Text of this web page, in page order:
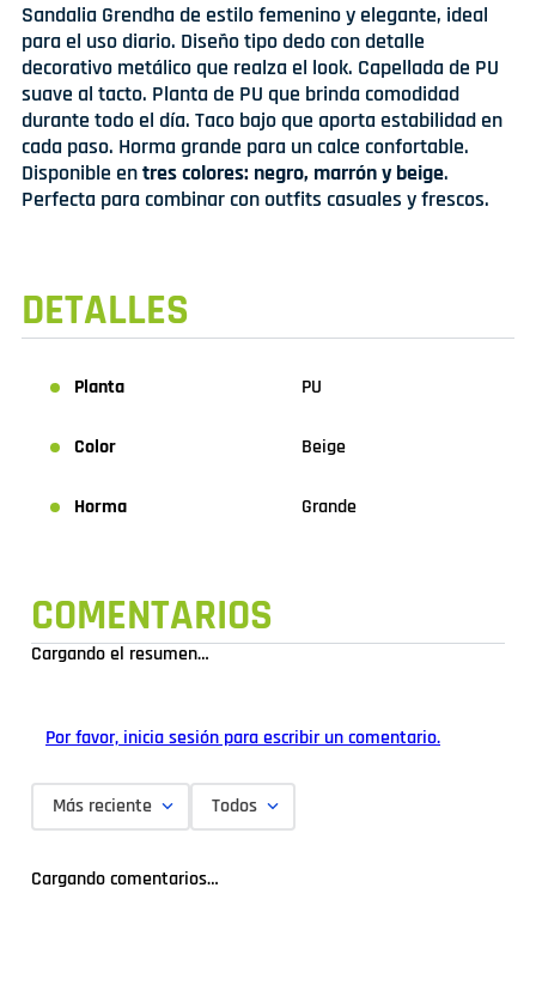
Sandalia Grendha de estilo femenino y elegante, ideal
para el uso diario. Diseño tipo dedo con detalle
decorativo metálico que realza el look. Capellada de PU
suave al tacto. Planta de PU que brinda comodidad
durante todo el día. Taco bajo que aporta estabilidad en
cada paso. Horma grande para un calce confortable.
Disponible entres colores: negro, marrón y beige.
Perfecta para combinar con outfits casuales y frescos.
DETALLES
Planta PU
Color Beige
Horma Grande
COMENTARIOS
Cargando el resumen…
Por favor, inicia sesión para escribir un comentario.
Más reciente Todos
Cargando comentarios…